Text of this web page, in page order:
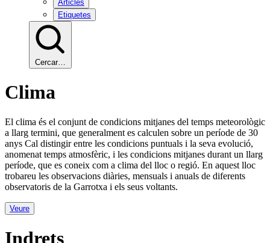
Articles
Etiquetes
Cercar…
Clima
El clima és el conjunt de condicions mitjanes del temps meteorològic
a llarg termini, que generalment es calculen sobre un període de 30
anys Cal distingir entre les condicions puntuals i la seva evolució,
anomenat temps atmosfèric, i les condicions mitjanes durant un llarg
període, que es coneix com a clima del lloc o regió. En aquest lloc
trobareu les observacions diàries, mensuals i anuals de diferents
observatoris de la Garrotxa i els seus voltants.
Veure
Indrets